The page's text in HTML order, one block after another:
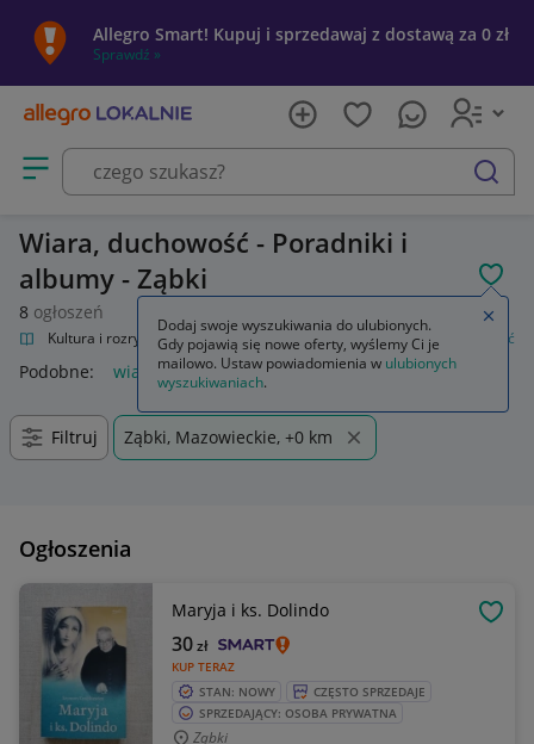
Allegro Smart! Kupuj i sprzedawaj z dostawą za 0 zł
Sprawdź »
Otwórz menu z kategoriami
szukaj
Wiara, duchowość - Poradniki i
albumy - Ząbki
8 ogłoszeń
Kultura i rozrywka Książki Poradniki i albumy Wiara, duchowość
Podobne: wiara duchowość
Filtruj Ząbki, Mazowieckie, +0 km
Ogłoszenia
Maryja i ks. Dolindo
KUP TERAZ
30zł
STAN: NOWY
CZĘSTO SPRZEDAJE
SPRZEDAJĄCY: OSOBA PRYWATNA
Ząbki
Dodaj swoje wyszukiwania do ulubionych.
Gdy pojawią się nowe oferty, wyślemy Ci je
mailowo. Ustaw powiadomienia w ulubionych
wyszukiwaniach.